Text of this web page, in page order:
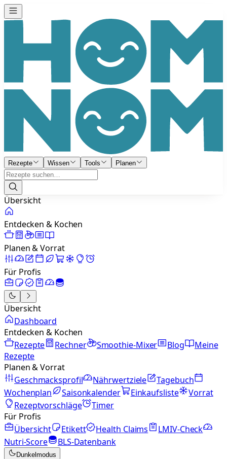
Rezepte Wissen Tools Planen
Übersicht
Entdecken & Kochen
Planen & Vorrat
Für Profis
Übersicht
Dashboard
Entdecken & Kochen
Rezepte
Rechner Smoothie-Mixer Blog
Meine
Rezepte
Planen & Vorrat
Geschmacksprofil
Nährwertziele
Tagebuch
Wochenplan
Saisonkalender Einkaufsliste
Vorrat
Rezeptvorschläge
Timer
Für Profis
Übersicht
Etikett Health Claims
LMIV-Check
Nutri-Score
BLS-Datenbank
Dunkelmodus